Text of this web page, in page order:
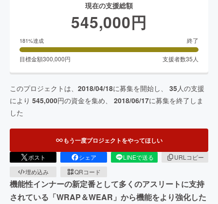
現在の支援総額
545,000円
181%達成 終了
目標金額300,000円 支援者数35 人
このプロジェクトは、 2018/04/18に募集を開始し、 35人の支援
により 545,000円の資金を集め、 2018/06/17に募集を終了しま
した
もう一度プロジェクトをやってほしい
ポスト シェア LINEで送る
URLコピー
埋め込み
QRコード
機能性インナーの新定番として多くのアスリートに支持
されている「WRAP＆WEAR」から機能をより強化した